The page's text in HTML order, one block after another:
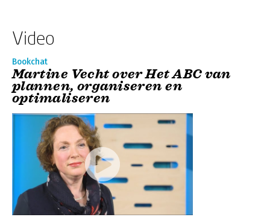
Video
Bookchat
Martine Vecht over Het ABC van
plannen, organiseren en
optimaliseren